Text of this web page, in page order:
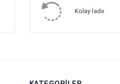
Kolay İade